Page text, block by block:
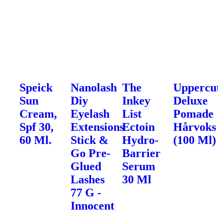
Speick
Sun
Cream,
Spf 30,
60 Ml.
Nanolash
Diy
Eyelash
Extensions
Stick &
Go Pre-
Glued
Lashes
77 G -
Innocent
The
Inkey
List
Ectoin
Hydro-
Barrier
Serum
30 Ml
Deluxe
Pomade
Hårvoks
(100 Ml)